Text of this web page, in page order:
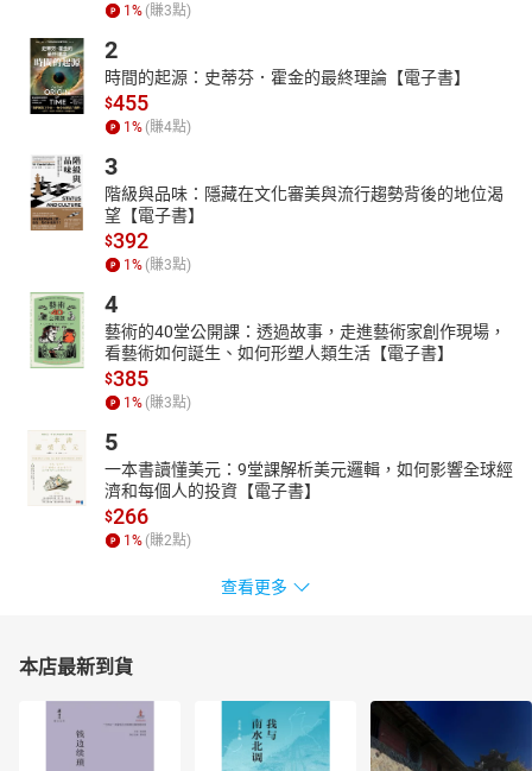
1% (賺3點)
2
時間的起源：史蒂芬．霍金的最終理論【電子書】
$455
1% (賺4點)
3
階級與品味：隱藏在文化審美與流行趨勢背後的地位渴
望【電子書】
$392
1% (賺3點)
4
藝術的40堂公開課：透過故事，走進藝術家創作現場，
看藝術如何誕生、如何形塑人類生活【電子書】
$385
1% (賺3點)
5
一本書讀懂美元：9堂課解析美元邏輯，如何影響全球經
濟和每個人的投資【電子書】
$266
1% (賺2點)
查看更多
本店最新到貨